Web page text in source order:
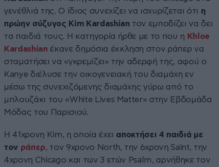
γενέθλιά της. Ο ίδιος συνεχίζει να ισχυρίζεται ότι η
πρώην σύζυγος Kim Kardashian τον εμποδίζει να δει
τα παιδιά τους. Η κατηγορία ήρθε με το που η Khloe
Kardashian έκανε δημόσια έκκληση στον ράπερ να
σταματήσει να «γκρεμίζει» την αδερφή της, αφού ο
Kanye διέλυσε την οικογενειακή του διαμάχη εν
μέσω της συνεχιζόμενης διαμάχης γύρω από το
μπλουζάκι του «White Lives Matter» στην Εβδομάδα
Μόδας του Παρισιού.
Η 41χρονη Kim, η οποία έχει αποκτήσει 4 παιδιά με
τον ράπερ, τον 9χρονο North, την 6χρονη Saint, την
4χρονη Chicago και των 3 ετών Psalm, αρνήθηκε τον